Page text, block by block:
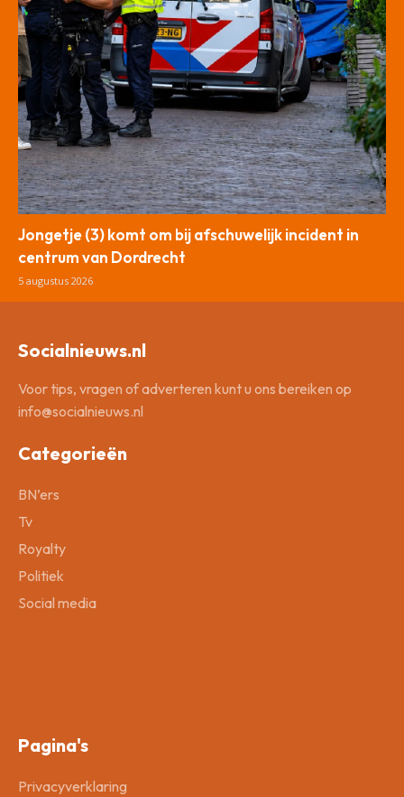
Jongetje (3) komt om bij afschuwelijk incident in
centrum van Dordrecht
5 augustus 2026
Socialnieuws.nl
Voor tips, vragen of adverteren kunt u ons bereiken op
info@socialnieuws.nl
Categorieën
BN’ers
Tv
Royalty
Politiek
Social media
Pagina's
Privacyverklaring